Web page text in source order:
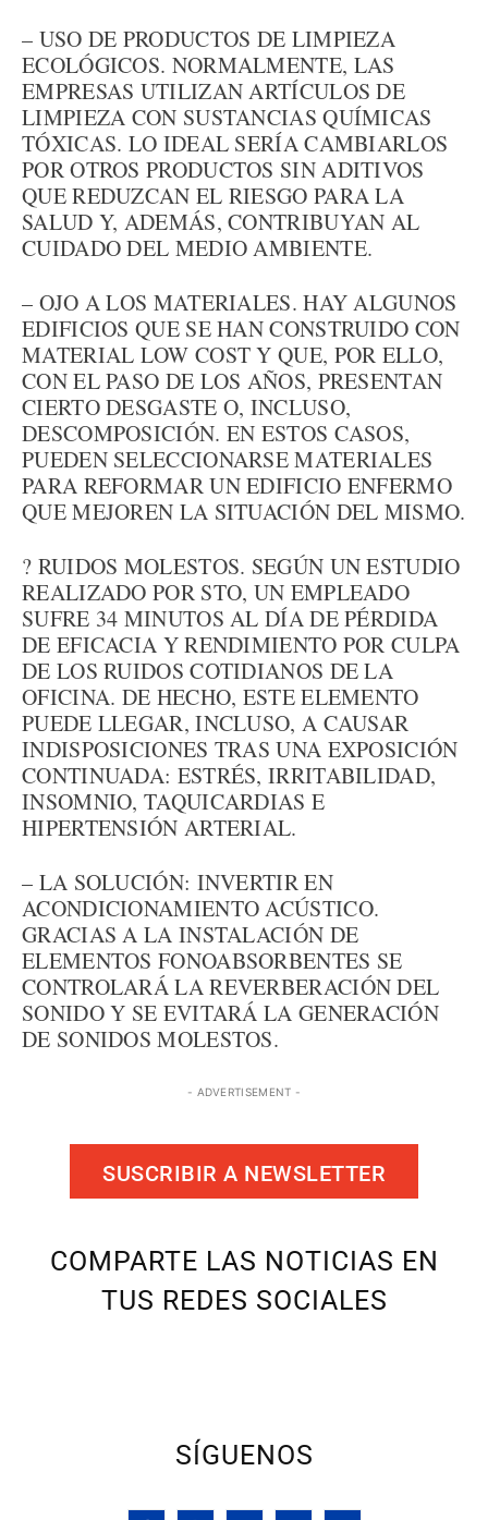
– USO DE PRODUCTOS DE LIMPIEZA
ECOLÓGICOS. NORMALMENTE, LAS
EMPRESAS UTILIZAN ARTÍCULOS DE
LIMPIEZA CON SUSTANCIAS QUÍMICAS
TÓXICAS. LO IDEAL SERÍA CAMBIARLOS
POR OTROS PRODUCTOS SIN ADITIVOS
QUE REDUZCAN EL RIESGO PARA LA
SALUD Y, ADEMÁS, CONTRIBUYAN AL
CUIDADO DEL MEDIO AMBIENTE.
– OJO A LOS MATERIALES. HAY ALGUNOS
EDIFICIOS QUE SE HAN CONSTRUIDO CON
MATERIAL LOW COST Y QUE, POR ELLO,
CON EL PASO DE LOS AÑOS, PRESENTAN
CIERTO DESGASTE O, INCLUSO,
DESCOMPOSICIÓN. EN ESTOS CASOS,
PUEDEN SELECCIONARSE MATERIALES
PARA REFORMAR UN EDIFICIO ENFERMO
QUE MEJOREN LA SITUACIÓN DEL MISMO.
? RUIDOS MOLESTOS. SEGÚN UN ESTUDIO
REALIZADO POR STO, UN EMPLEADO
SUFRE 34 MINUTOS AL DÍA DE PÉRDIDA
DE EFICACIA Y RENDIMIENTO POR CULPA
DE LOS RUIDOS COTIDIANOS DE LA
OFICINA. DE HECHO, ESTE ELEMENTO
PUEDE LLEGAR, INCLUSO, A CAUSAR
INDISPOSICIONES TRAS UNA EXPOSICIÓN
CONTINUADA: ESTRÉS, IRRITABILIDAD,
INSOMNIO, TAQUICARDIAS E
HIPERTENSIÓN ARTERIAL.
– LA SOLUCIÓN: INVERTIR EN
ACONDICIONAMIENTO ACÚSTICO.
GRACIAS A LA INSTALACIÓN DE
ELEMENTOS FONOABSORBENTES SE
CONTROLARÁ LA REVERBERACIÓN DEL
SONIDO Y SE EVITARÁ LA GENERACIÓN
DE SONIDOS MOLESTOS.
- ADVERTISEMENT -
SUSCRIBIR A NEWSLETTER
COMPARTE LAS NOTICIAS EN
TUS REDES SOCIALES
SÍGUENOS